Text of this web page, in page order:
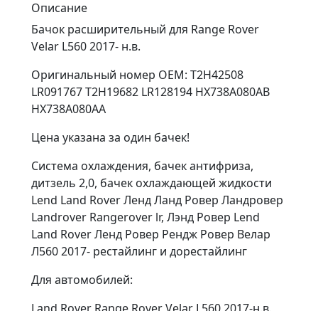
Описание
Бачок расширительный для Range Rover
Velar L560 2017- н.в.
Оригинальный номер OEM: T2H42508
LR091767 T2H19682 LR128194 HX738A080AB
HX738A080AA
Цена указана за один бачек!
Система охлаждения, бачек антифриза,
дитзель 2,0, бачек охлаждающей жидкости
Lend Land Rover Ленд Ланд Ровер Ландровер
Landrover Rangerover lr, Лэнд Ровер Lend
Land Rover Ленд Ровер Рендж Ровер Велар
Л560 2017- рестайлинг и дорестайлинг
Для автомобилей: